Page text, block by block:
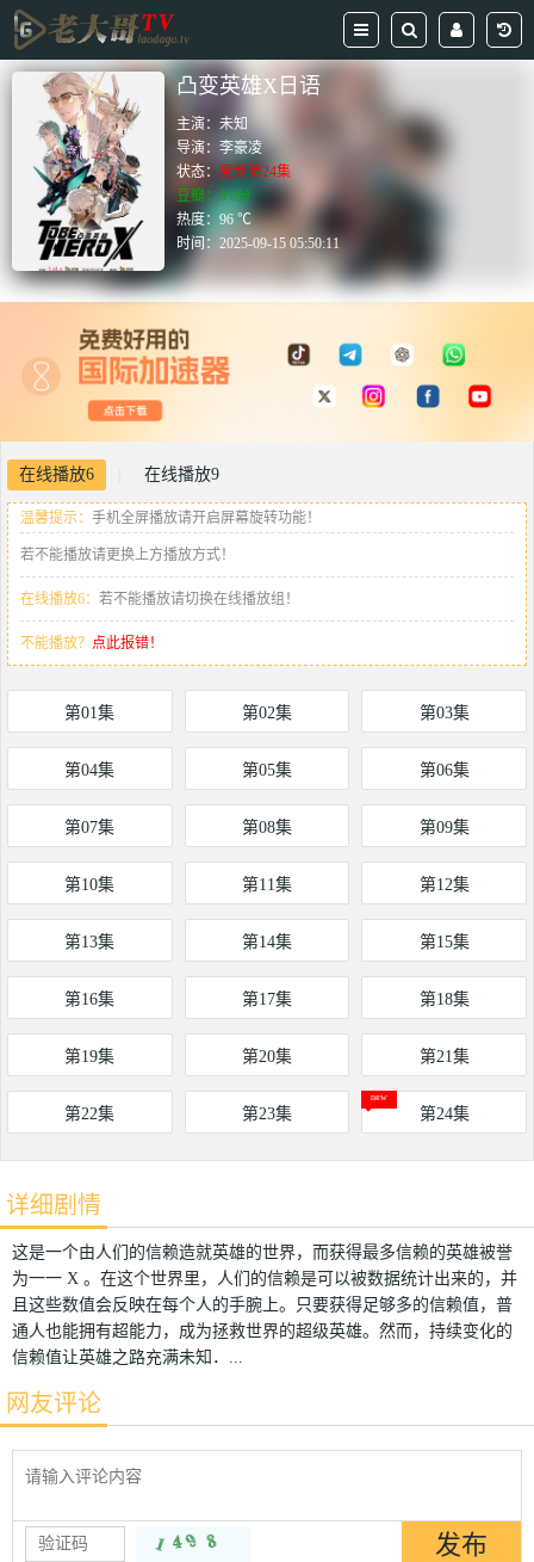
凸变英雄X日语
主演：未知
导演：李豪凌
状态： 更新第24集
豆瓣：0.0分
热度：96 ℃
时间：2025-09-15 05:50:11
在线播放6 在线播放9
温馨提示： 手机全屏播放请开启屏幕旋转功能！
若不能播放请更换上方播放方式！
在线播放6： 若不能播放请切换在线播放组！
不能播放？ 点此报错！
第01集 第02集 第03集
第04集 第05集 第06集
第07集 第08集 第09集
第10集 第11集 第12集
第13集 第14集 第15集
第16集 第17集 第18集
第19集 第20集 第21集
第22集 第23集 第24集
详细剧情
这是一个由人们的信赖造就英雄的世界，而获得最多信赖的英雄被誉
为一一 X 。在这个世界里，人们的信赖是可以被数据统计出来的，并
且这些数值会反映在每个人的手腕上。只要获得足够多的信赖值，普
通人也能拥有超能力，成为拯救世界的超级英雄。然而，持续变化的
信赖值让英雄之路充满未知．...
网友评论